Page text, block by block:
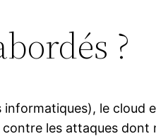
?
le cloud
les attaques